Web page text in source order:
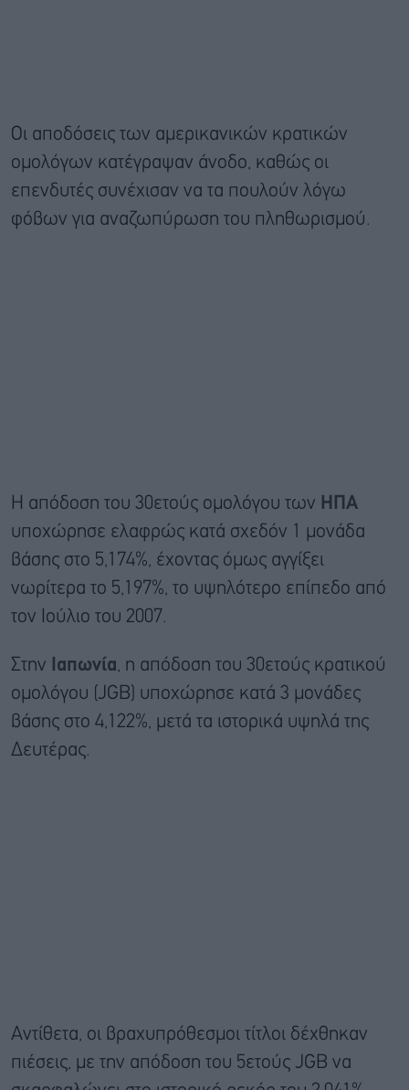
Οι αποδόσεις των αμερικανικών κρατικών
ομολόγων κατέγραψαν άνοδο, καθώς οι
επενδυτές συνέχισαν να τα πουλούν λόγω
φόβων για αναζωπύρωση του πληθωρισμού.
Η απόδοση του 30ετούς ομολόγου των ΗΠΑ
υποχώρησε ελαφρώς κατά σχεδόν 1 μονάδα
βάσης στο 5,174%, έχοντας όμως αγγίξει
νωρίτερα το 5,197%, το υψηλότερο επίπεδο από
τον Ιούλιο του 2007.
Στην Ιαπωνία, η απόδοση του 30ετούς κρατικού
ομολόγου (JGB) υποχώρησε κατά 3 μονάδες
βάσης στο 4,122%, μετά τα ιστορικά υψηλά της
Δευτέρας.
Αντίθετα, οι βραχυπρόθεσμοι τίτλοι δέχθηκαν
πιέσεις, με την απόδοση του 5ετούς JGB να